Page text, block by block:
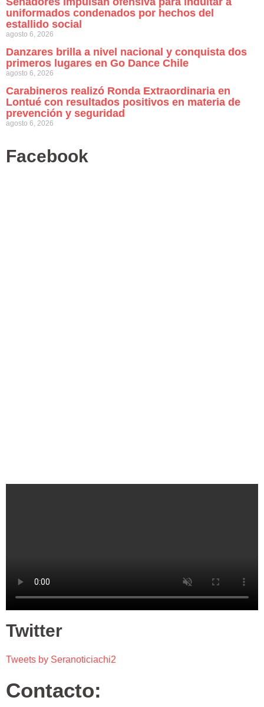
uniformados condenados por hechos del
estallido social
agosto 6, 2026
Danzares brilla a nivel nacional y conquista dos
primeros lugares en Go Dance Chile
agosto 6, 2026
Carabineros realizó Ronda Extraordinaria en
Lontué con resultados positivos en materia de
prevención y seguridad
agosto 6, 2026
Facebook
Twitter
Tweets by Seranoticiachi2
Contacto: